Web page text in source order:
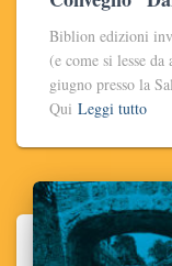
Biblion edizioni
(e come si lesse
giugno presso la
Qui Leggi tutto